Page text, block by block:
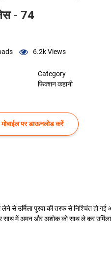
- 74
6.2kViews
Category
फिक्शन कहानी
मोबाईल पर डाऊनलोड करें
से उर्मिला पुरवा की तरफ से निश्चिंत हो
साथ में अमन और अशोक को साथ ले कर